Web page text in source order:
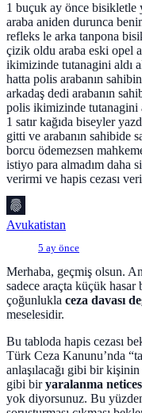
1 buçuk ay önce
araba aniden durunca
refleks le arka tanpona
çizik oldu araba eski opel
ikimizinde tutanagini aldı
hatta polis arabanın
arkadaş dedi arabanın
polis ikimizinde tutanagini
1 satır kağıda biseyler
gitti ve arabanın sahibide
borcu ödemezsen
istiyo para almadım daha
verirmi ve hapis cezası
Avukatistan
5 ay önce
Merhaba, geçmiş olsun.
sadece araçta küçük
çoğunlukla ceza davası
meselesidir.
Bu tabloda hapis cezası
Türk Ceza Kanunu’nda
anlaşılacağı gibi bir kişinin
gibi biryaralanma
yok diyorsunuz. Bu